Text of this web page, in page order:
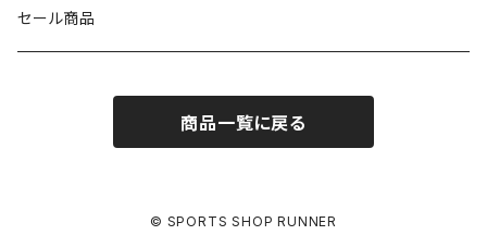
VIKING（ヴィーキング）
HYBEX（ハイベックス）
HYBEX
NISHI
SAYSKY
キャップ
セール商品
商品一覧に戻る
© SPORTS SHOP RUNNER